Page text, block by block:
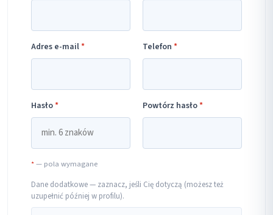
Adres e-mail* Telefon *
Hasło* Powtórz hasło*
*— pola wymagane
Dane dodatkowe — zaznacz, jeśli Cię dotyczą (możesz też
uzupełnić później w profilu).